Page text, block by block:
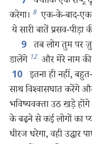
करेगा। 8 एक-के-बाद-
ये सारी बातें प्रसव-
9 तब लोग तुम पर
डालेंगे 12 और मेरे नाम
10 इतना ही नहीं,
साथ विश्‍वासघात करेंगे
भविष्यवक्‍ता उठ खड़े
के बढ़ने से कई लोगों का
धीरज धरेगा, वही उद्धार